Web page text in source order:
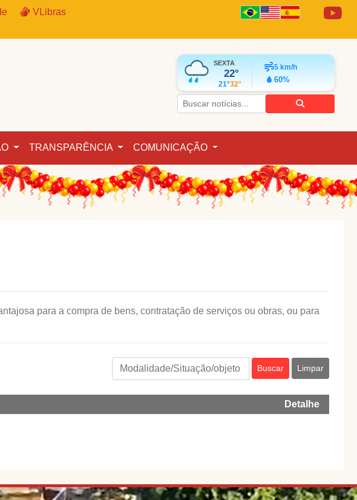
VLibras
SEXTA
22°
21°32°
5 km/h
60%
TRANSPARÊNCIA COMUNICAÇÃO
para a compra de bens, contratação de serviços ou obras, ou para
Buscar Limpar
Detalhe